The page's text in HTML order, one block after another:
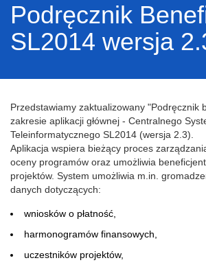
Podręcznik
SL2014 wersja
Przedstawiamy zaktualizowany "Podręcznik
zakresie aplikacji głównej - Centralnego
Teleinformatycznego SL2014 (wersja 2.3).
Aplikacja wspiera bieżący proces
oceny programów oraz umożliwia
projektów. System umożliwia m.in.
danych dotyczących:
wniosków o płatność,
harmonogramów finansowych,
uczestników projektów,